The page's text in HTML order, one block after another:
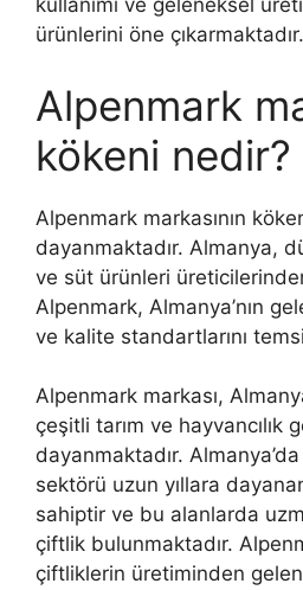
kullanımı ve geleneksel
ürünlerini öne çıkarmaktadır.
Alpenmark
kökeni nedir?
Alpenmark markasının
dayanmaktadır. Almanya,
ve süt ürünleri
Alpenmark, Almanya’nın
ve kalite standartlarını
Alpenmark markası,
çeşitli tarım ve hayvancılık
dayanmaktadır. Almanya’da
sektörü uzun yıllara
sahiptir ve bu alanlarda
çiftlik bulunmaktadır.
çiftliklerin üretiminden